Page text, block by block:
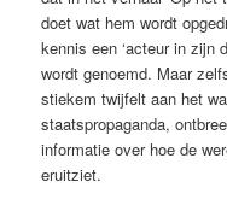
doet wat hem wordt
kennis een ‘acteur in zijn
wordt genoemd. Maar
stiekem twijfelt aan het
staatspropaganda,
informatie over hoe de
eruitziet.